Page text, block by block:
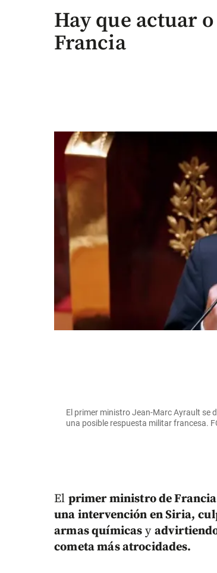
Hay que actuar
Francia
El primer ministro Jean-Marc Ayrault se
una posible respuesta militar francesa.
El primer ministro de Francia
una intervención en Siria,
armas químicas y
cometa más atrocidades.